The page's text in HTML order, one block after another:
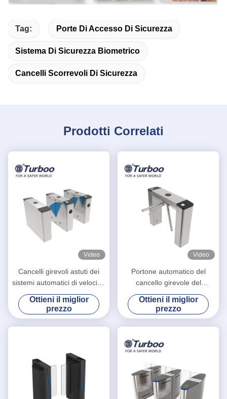
Tag: Porte Di Accesso Di Sicurezza
Sistema Di Sicurezza Biometrico
Cancelli Scorrevoli Di Sicurezza
Prodotti Correlati
Video
Cancelli girevoli astuti dei
sistemi automatici di velocità,
controllo del pedone del
portone della barriera della
falda
Ottieni il miglior
prezzo
Video
Portone automatico del
cancello girevole del
treppiede di Ozak del
meccanico con gli allarmi
della luce stroboscopica e di
voce
Ottieni il miglior
prezzo